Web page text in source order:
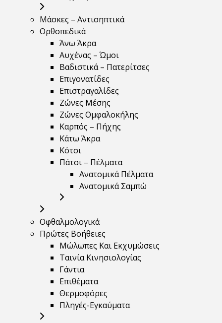
Μάσκες – Αντισηπτικά
Ορθοπεδικά
Άνω Άκρα
Αυχένας – Ώμοι
Βαδιστικά – Πατερίτσες
Επιγονατίδες
Επιστραγαλίδες
Ζώνες Μέσης
Ζώνες Ομφαλοκήλης
Καρπός – Πήχης
Κάτω Άκρα
Κότσι
Πάτοι – Πέλματα
Ανατομικά Πέλματα
Ανατομικά Σαμπώ
Οφθαλμολογικά
Πρώτες Βοήθειες
Μώλωπες Και Εκχυμώσεις
Ταινία Κινησιολογίας
Γάντια
Επιθέματα
Θερμοφόρες
Πληγές-Εγκαύματα